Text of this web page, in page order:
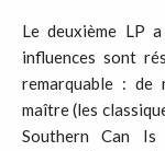
Le deuxième LP
influences sont
remarquable : de
maître (les
Southern Can